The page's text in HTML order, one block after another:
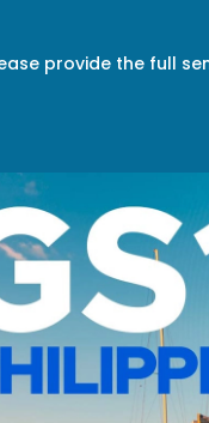
provide the full